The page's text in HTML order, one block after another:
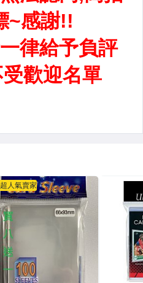
超人氣賣家